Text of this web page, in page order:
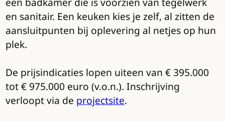
en sanitair. Een keuken kies je zelf, al zitten de
aansluitpunten bij oplevering al netjes op hun
plek.
De prijsindicaties lopen uiteen van € 395.000
tot € 975.000 euro (v.o.n.). Inschrijving
verloopt via de projectsite.